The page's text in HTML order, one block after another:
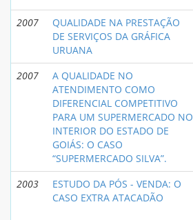
2007
QUALIDADE NA PRESTAÇÃO
DE SERVIÇOS DA GRÁFICA
URUANA
2007
A QUALIDADE NO
ATENDIMENTO COMO
DIFERENCIAL COMPETITIVO
PARA UM SUPERMERCADO NO
INTERIOR DO ESTADO DE
GOIÁS: O CASO
“SUPERMERCADO SILVA”.
2003
ESTUDO DA PÓS - VENDA: O
CASO EXTRA ATACADÃO